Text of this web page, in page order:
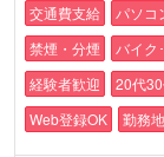
交通費支給 パソコ
禁煙・分煙
バイク
経験者歓迎
20代
Web登録OK
勤務